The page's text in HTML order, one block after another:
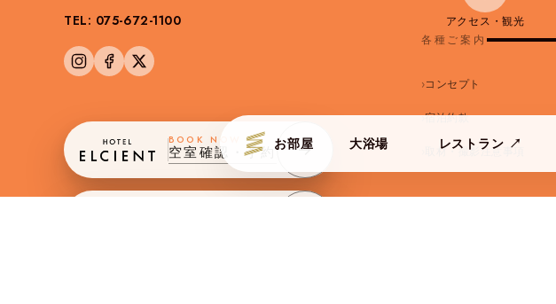
お部屋 大浴場 レストラン ↗
TEL: 075-672-1100
BOOK NOW
空室確認・予約
アクセス・観光
各種ご案内
コンセプト
宿泊約款
取材・撮影注意事項